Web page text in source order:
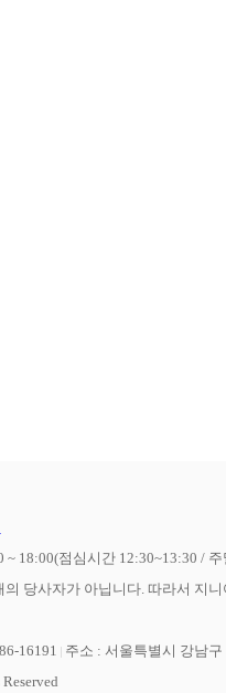
18:00(점심시간 12:30~13:30 /
당사자가 아닙니다. 따라서 지
16191
주소 : 서울특별시 강남